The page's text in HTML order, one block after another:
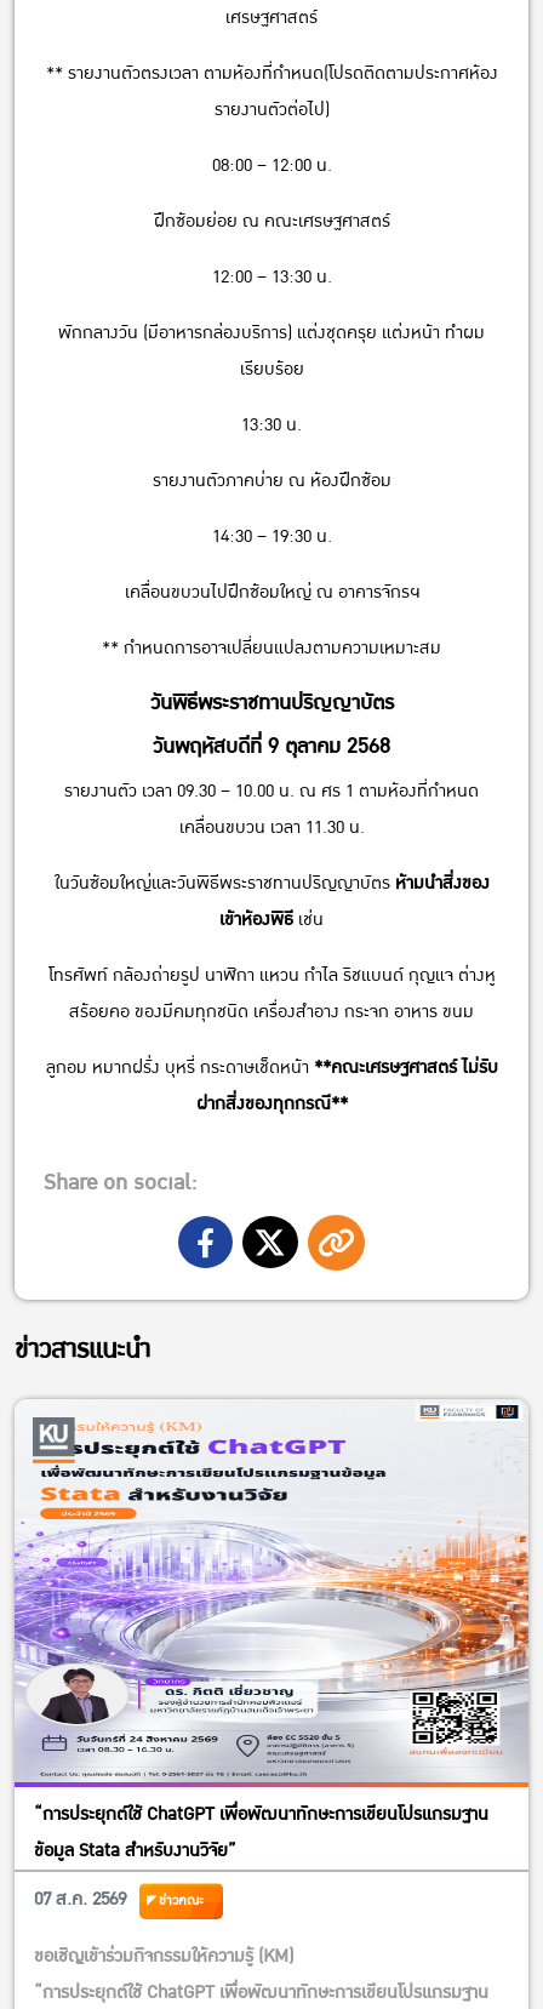
เศรษฐศาสตร์
** รายงานตัวตรงเวลา ตามห้องที่กำหนด(โปรดติดตามประกาศห้อง
รายงานตัวต่อไป)
08:00 – 12:00 น.
ฝึกซ้อมย่อย ณ คณะเศรษฐศาสตร์
12:00 – 13:30 น.
พักกลางวัน (มีอาหารกล่องบริการ) แต่งชุดครุย แต่งหน้า ทำผม
เรียบร้อย
13:30 น.
รายงานตัวภาคบ่าย ณ ห้องฝึกซ้อม
14:30 – 19:30 น.
เคลื่อนขบวนไปฝึกซ้อมใหญ่ ณ อาคารจักรฯ
** กำหนดการอาจเปลี่ยนแปลงตามความเหมาะสม
วันพิธีพระราชทานปริญญาบัตร
วันพฤหัสบดีที่ 9 ตุลาคม 2568
รายงานตัว เวลา 09.30 – 10.00 น. ณ ศร 1 ตามห้องที่กำหนด
เคลื่อนขบวน เวลา 11.30 น.
ในวันซ้อมใหญ่และวันพิธีพระราชทานปริญญาบัตร ห้ามนำสิ่งของ
เข้าห้องพิธี เช่น
โทรศัพท์ กล้องถ่ายรูป นาฬิกา แหวน กำไล ริชแบนด์ กุญแจ ต่างหู
สร้อยคอ ของมีคมทุกชนิด เครื่องสำอาง กระจก อาหาร ขนม
ลูกอม หมากฝรั่ง บุหรี่ กระดาษเช็ดหน้า**คณะเศรษฐศาสตร์ ไม่รับ
ฝากสิ่งของทุกกรณี**
Share on social:
ข่าวสารแนะนำ
“การประยุกต์ใช้ ChatGPT เพื่อพัฒนาทักษะการเขียนโปรแกรมฐาน
ข้อมูล Stata สำหรับงานวิจัย”
07 ส.ค. 2569
ข่าวคณะ
ขอเชิญเข้าร่วมกิจกรรมให้ความรู้ (KM)
“การประยุกต์ใช้ ChatGPT เพื่อพัฒนาทักษะการเขียนโปรแกรมฐาน